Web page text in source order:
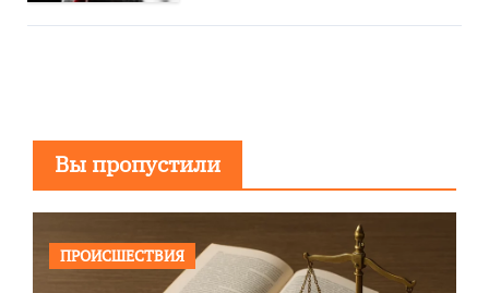
Вы пропустили
ПРОИСШЕСТВИЯ